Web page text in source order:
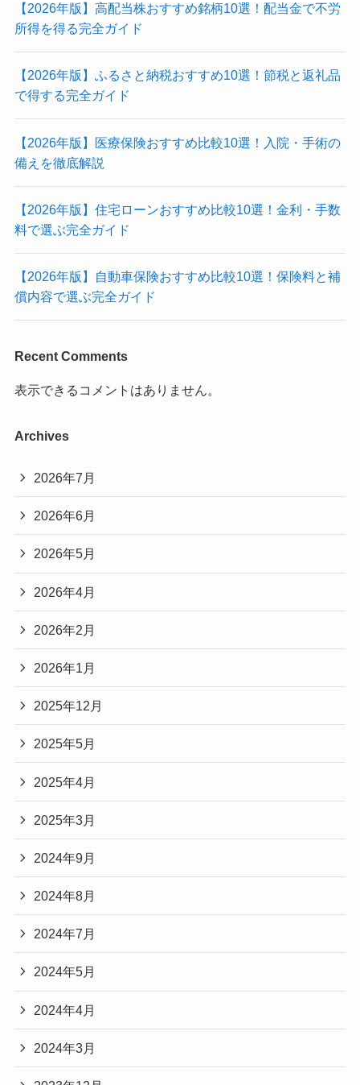
【2026年版】高配当株おすすめ銘柄10選！配当金で不労
所得を得る完全ガイド
【2026年版】ふるさと納税おすすめ10選！節税と返礼品
で得する完全ガイド
【2026年版】医療保険おすすめ比較10選！入院・手術の
備えを徹底解説
【2026年版】住宅ローンおすすめ比較10選！金利・手数
料で選ぶ完全ガイド
【2026年版】自動車保険おすすめ比較10選！保険料と補
償内容で選ぶ完全ガイド
Recent Comments
表示できるコメントはありません。
Archives
2026年7月
2026年6月
2026年5月
2026年4月
2026年2月
2026年1月
2025年12月
2025年5月
2025年4月
2025年3月
2024年9月
2024年8月
2024年7月
2024年5月
2024年4月
2024年3月